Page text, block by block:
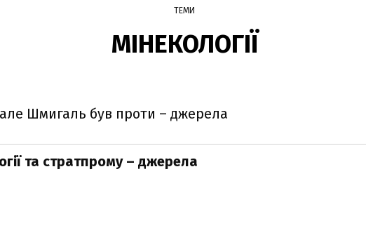
ТЕМИ
МІНЕКОЛОГІЇ
але Шмигаль був проти – джерела
та стратпрому – джерела